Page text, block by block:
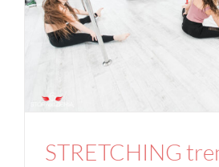
i nie tylko!
Aktualności
STRETCHING